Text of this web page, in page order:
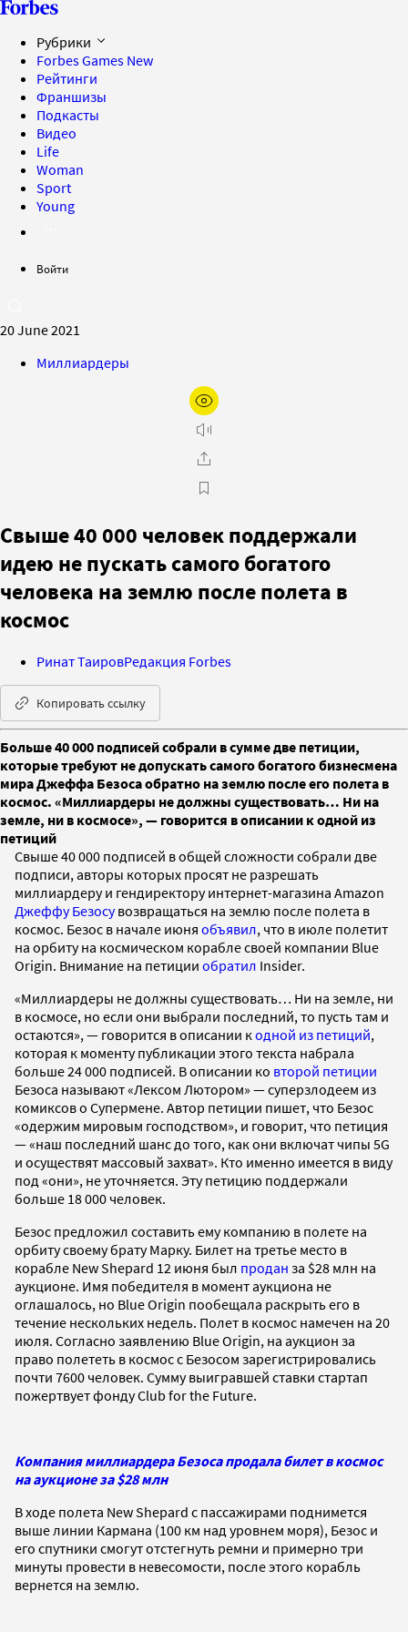
Рубрики
Forbes Games New
Рейтинги
Франшизы
Подкасты
Видео
Life
Woman
Sport
Young
Войти
20 June 2021
Миллиардеры
Свыше 40 000 человек поддержали
идею не пускать самого богатого
человека на землю после полета в
космос
Ринат ТаировРедакция Forbes
Копировать ссылку
Больше 40 000 подписей собрали в сумме две петиции,
которые требуют не допускать самого богатого бизнесмена
мира Джеффа Безоса обратно на землю после его полета в
космос. «Миллиардеры не должны существовать… Ни на
земле, ни в космосе», — говорится в описании к одной из
петиций
Свыше 40 000 подписей в общей сложности собрали две
подписи, авторы которых просят не разрешать
миллиардеру и гендиректору интернет-магазина Amazon
Джеффу Безосувозвращаться на землю после полета в
космос. Безос в начале июня объявил, что в июле полетит
на орбиту на космическом корабле своей компании Blue
Origin. Внимание на петиции обратил Insider.
«Миллиардеры не должны существовать… Ни на земле, ни
в космосе, но если они выбрали последний, то пусть там и
остаются», — говорится в описании кодной из петиций,
которая к моменту публикации этого текста набрала
больше 24 000 подписей. В описании ко второй петиции
Безоса называют «Лексом Лютором» — суперзлодеем из
комиксов о Супермене. Автор петиции пишет, что Безос
«одержим мировым господством», и говорит, что петиция
— «наш последний шанс до того, как они включат чипы 5G
и осуществят массовый захват». Кто именно имеется в виду
под «они», не уточняется. Эту петицию поддержали
больше 18 000 человек.
Безос предложил составить ему компанию в полете на
орбиту своему брату Марку. Билет на третье место в
корабле New Shepard 12 июня был продан за $28 млн на
аукционе. Имя победителя в момент аукциона не
оглашалось, но Blue Origin пообещала раскрыть его в
течение нескольких недель. Полет в космос намечен на 20
июля. Согласно заявлению Blue Origin, на аукцион за
право полететь в космос с Безосом зарегистрировались
почти 7600 человек. Сумму выигравшей ставки стартап
пожертвует фонду Club for the Future.
Компания миллиардера Безоса продала билет в космос
на аукционе за $28 млн
В ходе полета New Shepard с пассажирами поднимется
выше линии Кармана (100 км над уровнем моря), Безос и
его спутники смогут отстегнуть ремни и примерно три
минуты провести в невесомости, после этого корабль
вернется на землю.